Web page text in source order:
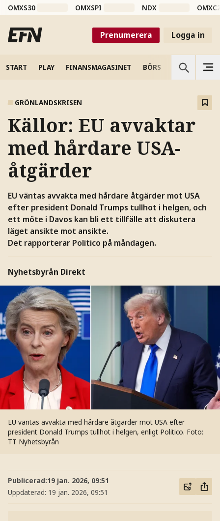
OMXS30 OMXSPI NDX
Prenumerera Logga in
START PLAY FINANSMAGASINET BÖRS VETENSKAP
GRÖNLANDSKRISEN
Källor: EU avvaktar
med hårdare USA-
åtgärder
EU väntas avvakta med hårdare åtgärder mot USA
efter president Donald Trumps tullhot i helgen, och
ett möte i Davos kan bli ett tillfälle att diskutera
läget ansikte mot ansikte.
Det rapporterar Politico på måndagen.
Nyhetsbyrån Direkt
EU väntas avvakta med hårdare åtgärder mot USA efter
president Donald Trumps tullhot i helgen, enligt Politico. Foto:
TT Nyhetsbyrån
Publicerad:19 jan. 2026, 09:51
Uppdaterad: 19 jan. 2026, 09:51